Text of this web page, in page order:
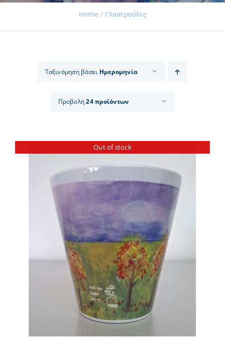
Home Γλαστρούλες
Ταξινόμηση βάσει Ημερομηνία
Προβολή24 προϊόντων
Out of stock